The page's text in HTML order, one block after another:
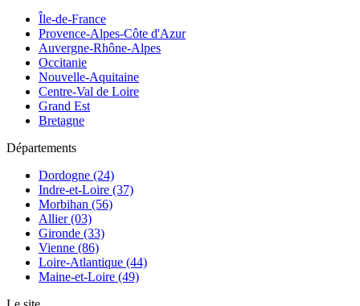
Île-de-France
Provence-Alpes-Côte d'Azur
Auvergne-Rhône-Alpes
Occitanie
Nouvelle-Aquitaine
Centre-Val de Loire
Grand Est
Bretagne
Départements
Dordogne (24)
Indre-et-Loire (37)
Morbihan (56)
Allier (03)
Gironde (33)
Vienne (86)
Loire-Atlantique (44)
Maine-et-Loire (49)